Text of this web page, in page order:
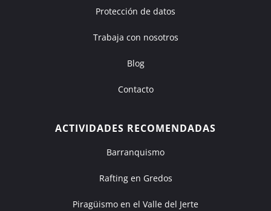
Protección de datos
Trabaja con nosotros
Blog
Contacto
ACTIVIDADES RECOMENDADAS
Barranquismo
Rafting en Gredos
Piragüismo en el Valle del Jerte